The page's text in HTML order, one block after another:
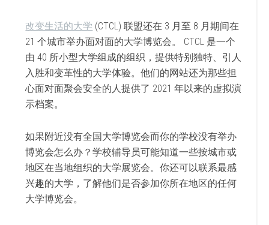
改变生活的大学 (CTCL) 联盟还在 3 月至 8 月期间在
21 个城市举办面对面的大学博览会。 CTCL 是一个
由 40 所小型大学组成的组织，提供特别独特、引人
入胜和变革性的大学体验。他们的网站还为那些担
心面对面聚会安全的人提供了 2021 年以来的虚拟演
示档案。
如果附近没有全国大学博览会而你的学校没有举办
博览会怎么办？学校辅导员可能知道一些按城市或
地区在当地组织的大学展览会。你还可以联系最感
兴趣的大学，了解他们是否参加你所在地区的任何
大学博览会。